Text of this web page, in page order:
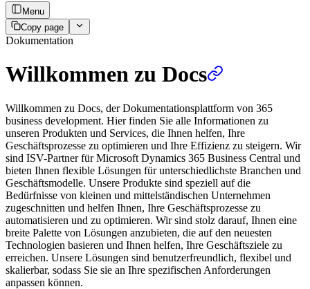
Menu
Copy page
Dokumentation
Willkommen zu Docs
Willkommen zu Docs, der Dokumentationsplattform von 365
business development. Hier finden Sie alle Informationen zu
unseren Produkten und Services, die Ihnen helfen, Ihre
Geschäftsprozesse zu optimieren und Ihre Effizienz zu steigern. Wir
sind ISV-Partner für Microsoft Dynamics 365 Business Central und
bieten Ihnen flexible Lösungen für unterschiedlichste Branchen und
Geschäftsmodelle. Unsere Produkte sind speziell auf die
Bedürfnisse von kleinen und mittelständischen Unternehmen
zugeschnitten und helfen Ihnen, Ihre Geschäftsprozesse zu
automatisieren und zu optimieren. Wir sind stolz darauf, Ihnen eine
breite Palette von Lösungen anzubieten, die auf den neuesten
Technologien basieren und Ihnen helfen, Ihre Geschäftsziele zu
erreichen. Unsere Lösungen sind benutzerfreundlich, flexibel und
skalierbar, sodass Sie sie an Ihre spezifischen Anforderungen
anpassen können.